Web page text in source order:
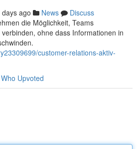
days ago News
Discuss
die Möglichkeit, Teams
ohne dass Informationen in
customer-relations-aktiv-
Who Upvoted